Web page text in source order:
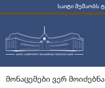
საიტი მუშაობს
მონაცემები ვერ მოიძებნა